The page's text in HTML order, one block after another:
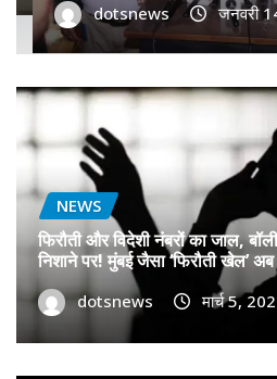
dotsnews जनवरी 9,
NEWS
फिरौती और विदेशी नंबरों का जाल,
निशाने पर! मुंबई जैसा ‘फिरौती खेल’
dotsnews मार्च 5,